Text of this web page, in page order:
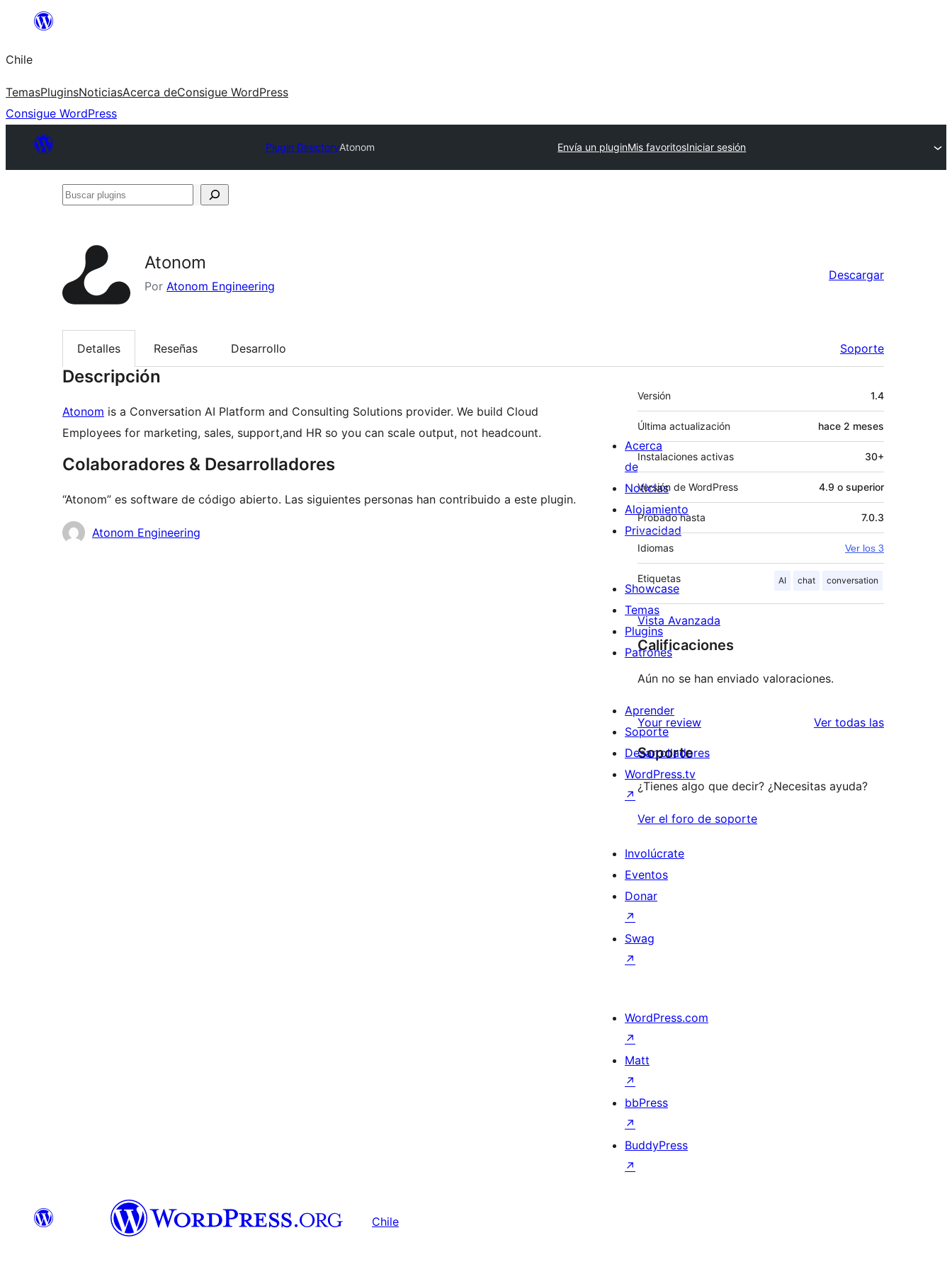
Saltar
contenido
Chile
TemasPluginsNoticiasAcerca deConsigue WordPress
Consigue WordPress
Plugin DirectoryAtonom Envía un pluginMis favoritosIniciar sesión
Buscar
Atonom
Por Atonom Engineering
Descargar
Detalles Reseñas Desarrollo Soporte
Descripción
Atonom is a Conversation AI Platform and Consulting Solutions provider. We build Cloud
Employees for marketing, sales, support,and HR so you can scale output, not headcount.
Colaboradores & Desarrolladores
“Atonom” es software de código abierto. Las siguientes personas han contribuido a este plugin.
Colaboradores
Atonom Engineering
Meta
Versión 1.4
Última actualización hace 2 meses
Instalaciones activas 30+
Versión de WordPress 4.9 o superior
Probado hasta 7.0.3
Idiomas Ver los 3
Etiquetas AI chat conversation
Vista Avanzada
Calificaciones
Aún no se han enviado valoraciones.
Your review Ver todas lasreseñas
Soporte
¿Tienes algo que decir? ¿Necesitas ayuda?
Ver el foro de soporte
Acerca
de
Noticias
Alojamiento
Privacidad
Showcase
Temas
Plugins
Patrones
Aprender
Soporte
Desarrolladores
WordPress.tv
↗
Involúcrate
Eventos
Donar
↗
Swag
↗
WordPress.com
↗
Matt
↗
bbPress
↗
BuddyPress
↗
Chile